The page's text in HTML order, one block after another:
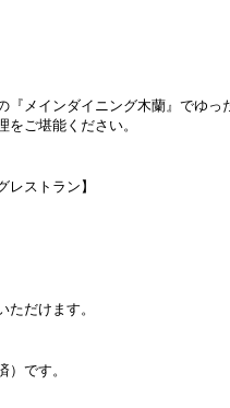
加
メインダイニング木蘭』でゆっ
ご堪能ください。
ストラン】
だけます。
です。